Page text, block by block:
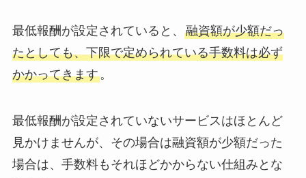
最低報酬が設定されていると、 融資額が少額だっ
たとしても、下限で定められている手数料は必ず
かかってきます。
最低報酬が設定されていないサービスはほとんど
見かけませんが、その場合は融資額が少額だった
場合は、手数料もそれほどかからない仕組みとな